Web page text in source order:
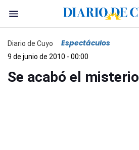
Diario de Cuyo Espectáculos
9 de junio de 2010 - 00:00
Se acabó el misterio